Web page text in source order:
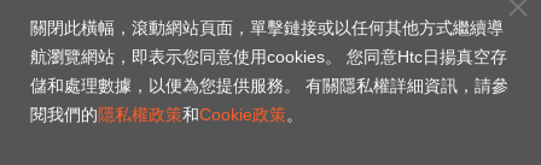
關閉此橫幅，滾動網站頁面，單擊鏈接或以任何其他方式繼續導
航瀏覽網站，即表示您同意使用cookies。 您同意Htc日揚真空存
儲和處理數據，以便為您提供服務。 有關隱私權詳細資訊，請參
閱我們的隱私權政策和Cookie政策。